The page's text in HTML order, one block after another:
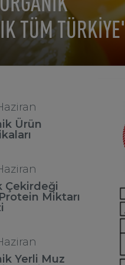
TÜM
Ürün
Çekirdeği
Miktarı
Yerli Muz